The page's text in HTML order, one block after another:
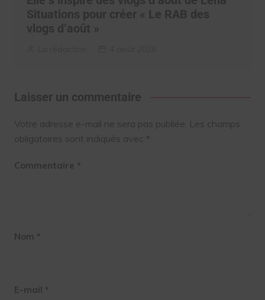
Situations pour créer « Le RAB des
vlogs d’août »
Laisser un commentaire
Votre adresse e-mail ne sera pas publiée. Les champs
obligatoires sont indiqués avec *
Commentaire *
Nom *
E-mail *